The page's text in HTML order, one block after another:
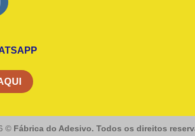
© Fábrica do Adesivo. Todos os direitos